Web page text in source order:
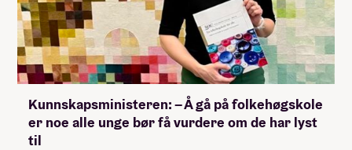
Kunnskapsministeren: – Å gå på folkehøgskole
er noe alle unge bør få vurdere om de har lyst
til